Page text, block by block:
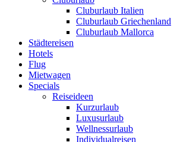
Cluburlaub Italien
Cluburlaub Griechenland
Cluburlaub Mallorca
Städtereisen
Hotels
Flug
Mietwagen
Specials
Reiseideen
Kurzurlaub
Luxusurlaub
Wellnessurlaub
Individualreisen